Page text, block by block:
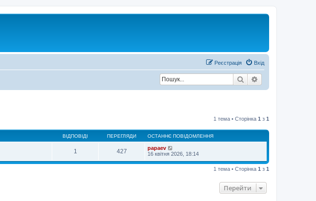
Вхід
Реєстрація
Пошук
1 тема • Сторінка 1 з 1
ВІДПОВІДІ ПЕРЕГЛЯДИ ОСТАННЄ ПОВІДОМЛЕННЯ
1 427
papaev
16 квітня 2026, 18:14
1 тема • Сторінка 1 з 1
Перейти